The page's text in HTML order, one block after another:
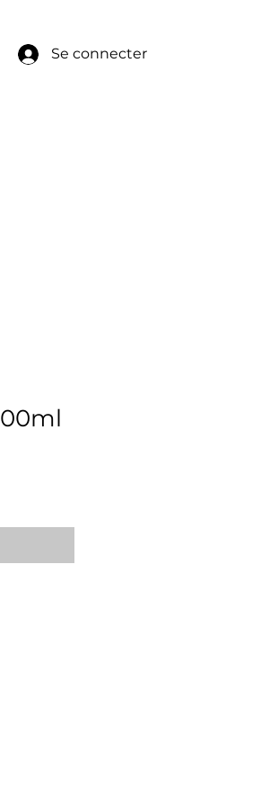
Se connecter